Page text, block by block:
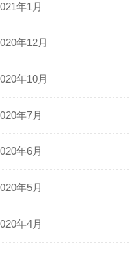
年1月
年12月
年10月
年7月
年6月
年5月
年4月